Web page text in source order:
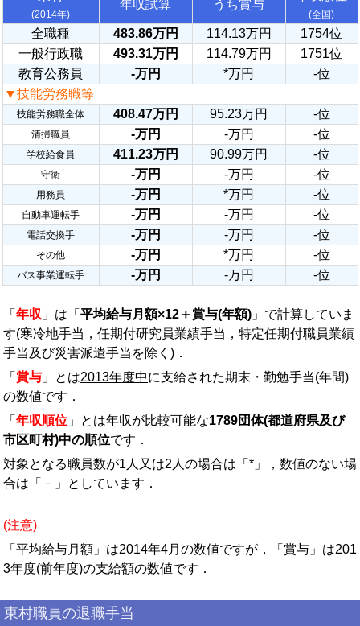
(2014年)
年収試算 うち賞与
(全国)
全職種 483.86万円 114.13万円
1754位
一般行政職
493.31万円 114.79万円
1751位
教育公務員
-万円 *万円
-位
▼技能労務職等
技能労務職全体 408.47万円 95.23万円 -位
清掃職員 -万円 -万円 -位
学校給食員 411.23万円 90.99万円 -位
守衛 -万円 -万円 -位
用務員 -万円 *万円 -位
自動車運転手 -万円 -万円 -位
電話交換手 -万円 -万円 -位
その他 -万円 *万円 -位
バス事業運転手 -万円 -万円 -位
「 年収 」は「 平均給与月額×12＋賞与(年額) 」で計算していま
す(寒冷地手当，任期付研究員業績手当，特定任期付職員業績
手当及び災害派遣手当を除く)．
「 賞与 」とは2013年度中に支給された期末・勤勉手当(年間)
の数値です．
「 年収順位 」とは年収が比較可能な1789団体(都道府県及び
市区町村)中の順位です．
対象となる職員数が1人又は2人の場合は「*」，数値のない場
合は「－」としています．
(注意)
「平均給与月額」は2014年4月の数値ですが，「賞与」は201
3年度(前年度)の支給額の数値です．
東村職員の退職手当